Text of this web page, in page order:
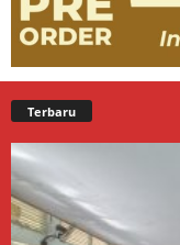
Terbaru